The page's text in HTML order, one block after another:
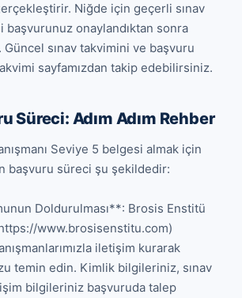
Niğde için geçerli sınav
onaylandıktan sonra
Güncel sınav takvimini ve başvuru
sayfamızdan takip edebilirsiniz.
Süreci: Adım Adım Rehber
Seviye 5 belgesi almak için
başvuru süreci şu şekildedir:
Doldurulması**: Brosis Enstitü
www.brosisenstitu.com)
iletişim kurarak
temin edin. Kimlik bilgileriniz, sınav
bilgileriniz başvuruda talep